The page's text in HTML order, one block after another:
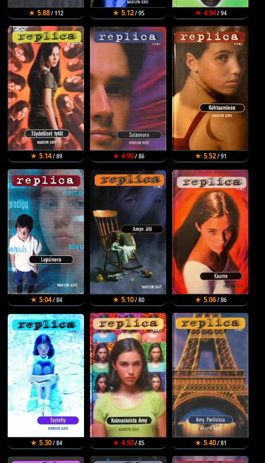
★ 5.88/ 112 ★ 5.12/ 95 ★ 4.94/ 94
★ 5.14/ 89 ★ 4.96/ 86 ★ 5.52/ 91
★ 5.04/ 84 ★ 5.10/ 80 ★ 5.06/ 86
★ 5.30/ 84 ★ 4.90/ 85 ★ 5.40/ 81